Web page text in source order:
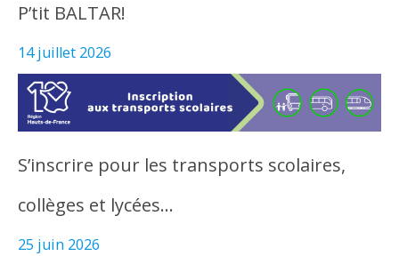
P’tit BALTAR!
14 juillet 2026
S’inscrire pour les transports scolaires,
collèges et lycées…
25 juin 2026